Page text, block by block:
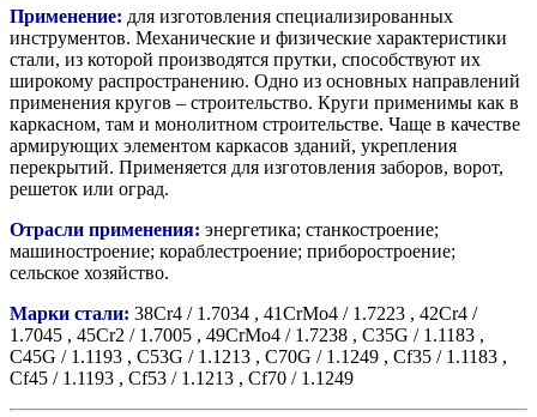
Применение: для изготовления специализированных
инструментов. Механические и физические характеристики
стали, из которой производятся прутки, способствуют их
широкому распространению. Одно из основных направлений
применения кругов – строительство. Круги применимы как в
каркасном, там и монолитном строительстве. Чаще в качестве
армирующих элементом каркасов зданий, укрепления
перекрытий. Применяется для изготовления заборов, ворот,
решеток или оград.
Отрасли применения: энергетика; станкостроение;
машиностроение; кораблестроение; приборостроение;
сельское хозяйство.
Марки стали: 38Cr4 / 1.7034 , 41CrMo4 / 1.7223 , 42Cr4 /
1.7045 , 45Cr2 / 1.7005 , 49CrMo4 / 1.7238 , C35G / 1.1183 ,
C45G / 1.1193 , C53G / 1.1213 , C70G / 1.1249 , Cf35 / 1.1183 ,
Cf45 / 1.1193 , Cf53 / 1.1213 , Cf70 / 1.1249